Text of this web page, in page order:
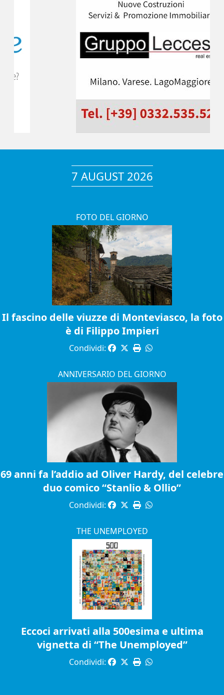
7 AUGUST 2026
FOTO DEL GIORNO
Il fascino delle viuzze di Monteviasco, la foto
è di Filippo Impieri
Condividi:
ANNIVERSARIO DEL GIORNO
69 anni fa l’addio ad Oliver Hardy, del celebre
duo comico “Stanlio & Ollio”
Condividi:
THE UNEMPLOYED
Eccoci arrivati alla 500esima e ultima
vignetta di “The Unemployed”
Condividi: